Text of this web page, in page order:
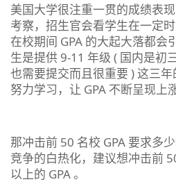
美国大学很注重一贯的成绩表
考察，招生官会看学生在一定
在校期间 GPA 的大起大落都会
生是提供 9-11 年级 ( 国内是初
也需要提交而且很重要 ) 这三
努力学习，让 GPA 不断呈现上
那冲击前 50 名校 GPA 要求多
竞争的白热化，建议想冲击前
以上的 GPA 。